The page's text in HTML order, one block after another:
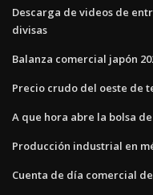
Descarga de videos de
divisas
Balanza comercial japón
Precio crudo del oeste de
A que hora abre la bolsa
Producción industrial en
Cuenta de día comercial